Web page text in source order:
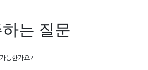
는 질문
능한가요?